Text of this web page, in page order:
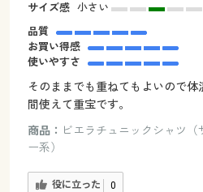
サイズ感 小さい
品質
お買い得感
使いやすさ
そのままでも重ねてもよいので
間使えて重宝です。
商品： ビエラチュニックシャツ
ー系）
役に立った 0